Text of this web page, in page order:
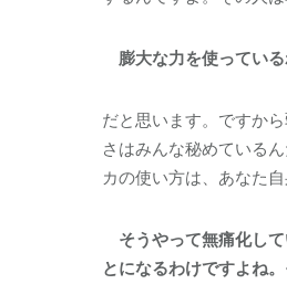
膨大な力を使っている
だと思います。ですか
さはみんな秘めている
カの使い方は、あなた
そうやって無痛化し
とになるわけですよね